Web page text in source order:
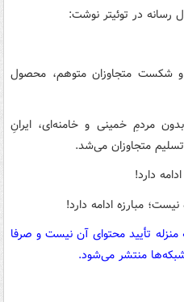
در توئیتر نوشت:
و شکست متجاوزان متوهم، محصول
مردمِ خمینی و خامنه‌ای، ایرانِ
دارد!
تأیید محتوای آن نیست و صرفا
منتشر می‌شود.